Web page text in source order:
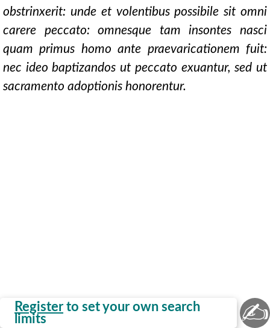
Register to set your own search
limits
obstrinxerit: unde et volentibus possibile sit omni
carere peccato: omnesque tam insontes nasci
quam primus homo ante praevaricationem fuit:
nec ideo baptizandos ut peccato exuantur, sed ut
sacramento adoptionis honorentur.
✍